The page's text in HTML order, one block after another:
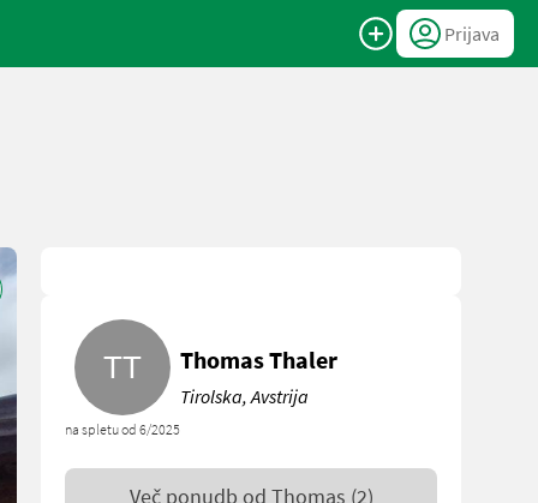
Prijava
na spletu od 6/2025
Thomas Thaler
Tirolska, Avstrija
Več ponudb od Thomas (2)